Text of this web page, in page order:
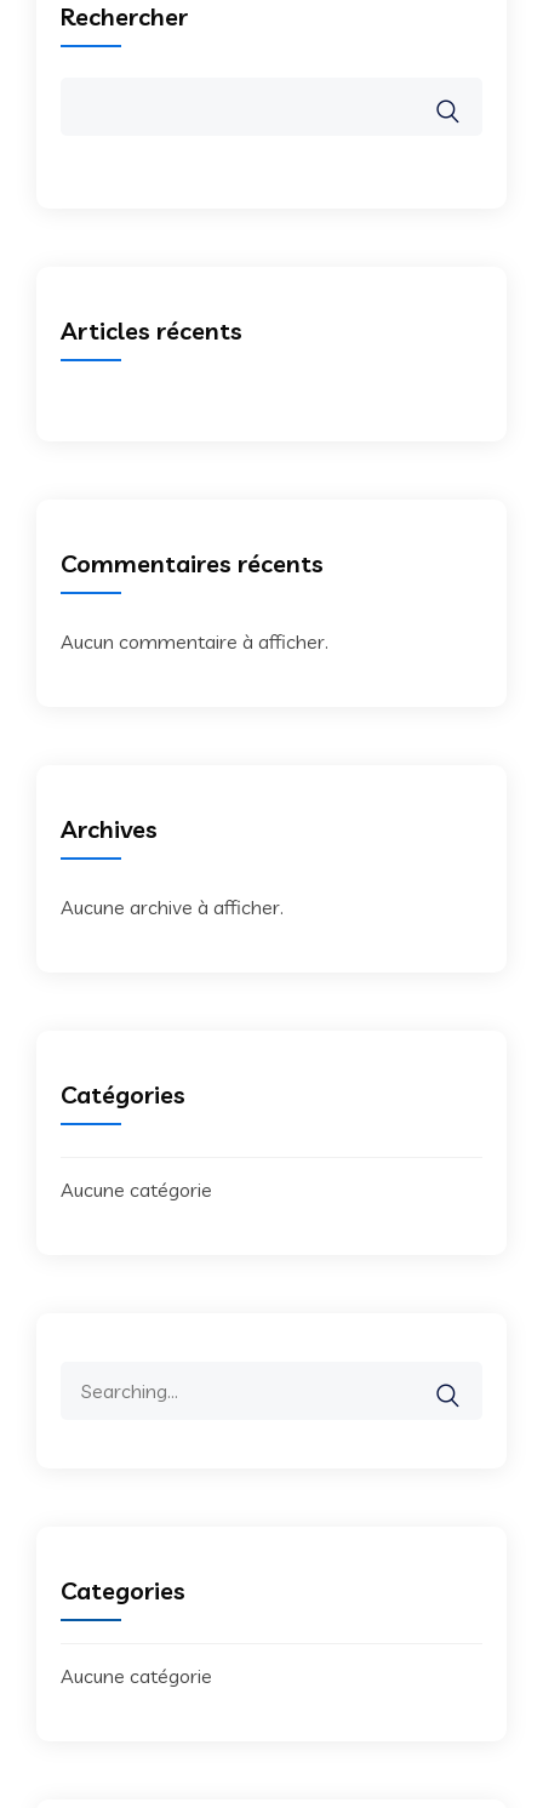
Rechercher
Articles récents
Commentaires récents
Aucun commentaire à afficher.
Archives
Aucune archive à afficher.
Catégories
Aucune catégorie
Categories
Aucune catégorie